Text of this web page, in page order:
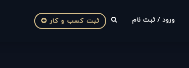
ورود / ثبت نام ثبت کسب و کار